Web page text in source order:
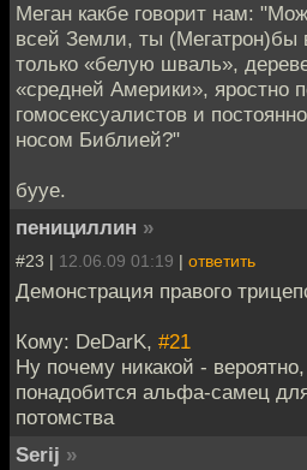
Меган какбе говорит нам:
всей Земли, ты (Мегатрон)бы
только «белую шваль»,
«средней Америки», яростно
гомосексуалистов и
носом Библией?"
бууе.
пенициллин »
#23 | 12.06.09 01:19 | ответить
Демонстрация правого
Кому: DeDarK, #21
Ну почему никакой -
понадобится альфа-самец
потомства
Serij »